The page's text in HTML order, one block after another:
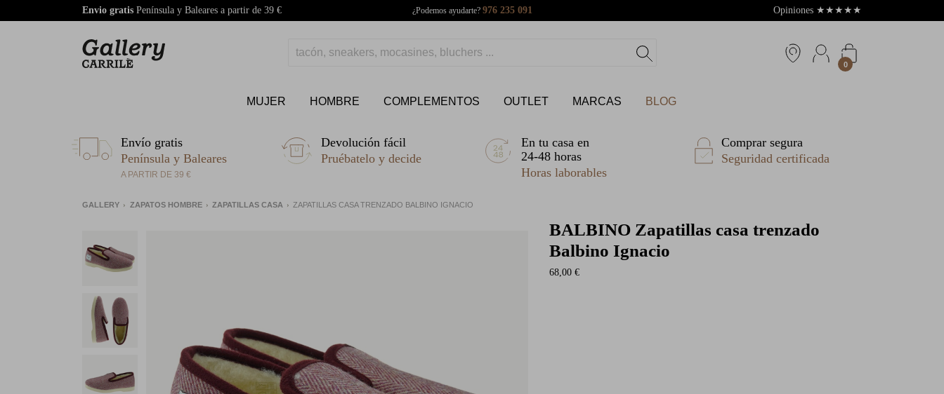
Envio gratis Península y Baleares a partir de 39 € ¿Podemos ayudarte? 976 235 091 Opiniones ★ ★ ★ ★ ★
0
MUJER HOMBRE COMPLEMENTOS OUTLET MARCAS BLOG
Envío gratis
Península y Baleares
A PARTIR DE 39 €
Devolución fácil
Pruébatelo y decide
En tu casa en
24-48 horas
Horas laborables
Comprar segura
Seguridad certificada
GALLERY ZAPATOS HOMBRE ZAPATILLAS CASA ZAPATILLAS CASA TRENZADO BALBINO IGNACIO
BALBINO Zapatillas casa trenzado
Balbino Ignacio
68,00 €